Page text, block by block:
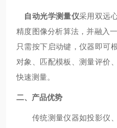
自动光学测量仪采用双远
精度图像分析算法，并融入
只需按下启动键，仪器即可
对象、匹配模板、测量评价
快速测量。
二、产品优势
传统测量仪器如投影仪、